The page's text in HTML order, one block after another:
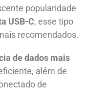
popularidade
USB-C, esse tipo
recomendados.
de dados mais
além de
de